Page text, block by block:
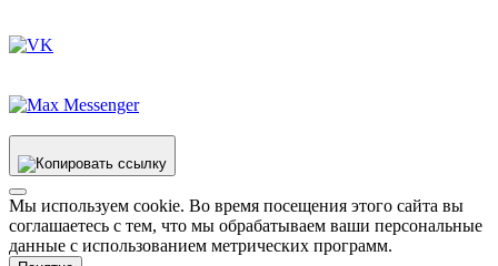
Мы используем cookie. Во время посещения этого сайта вы
соглашаетесь с тем, что мы обрабатываем ваши персональные
данные с использованием метрических программ.